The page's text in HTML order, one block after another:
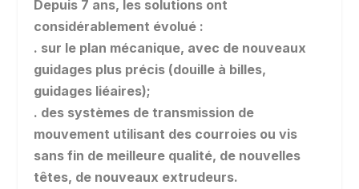
Depuis 7 ans, les solutions ont
considérablement évolué :
. sur le plan mécanique, avec de nouveaux
guidages plus précis (douille à billes,
guidages liéaires);
. des systèmes de transmission de
mouvement utilisant des courroies ou vis
sans fin de meilleure qualité, de nouvelles
têtes, de nouveaux extrudeurs.